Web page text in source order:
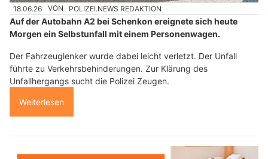
18.06.26 VON POLIZEI.NEWS REDAKTION
Auf der Autobahn A2 bei Schenkon ereignete sich heute
Morgen ein Selbstunfall mit einem Personenwagen.
Der Fahrzeuglenker wurde dabei leicht verletzt. Der Unfall
führte zu Verkehrsbehinderungen. Zur Klärung des
Unfallhergangs sucht die Polizei Zeugen.
Weiterlesen